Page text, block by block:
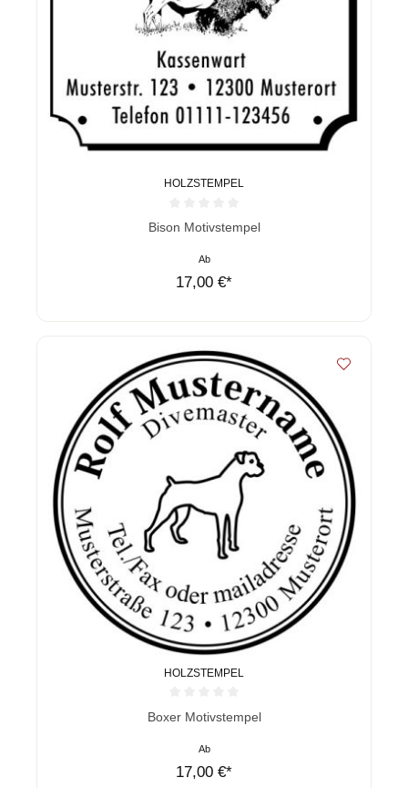
HOLZSTEMPEL
Durchschnittliche Bewertung von 0 von 5 Sternen
Bison Motivstempel
Ab
17,00 €*
HOLZSTEMPEL
Durchschnittliche Bewertung von 0 von 5 Sternen
Boxer Motivstempel
Ab
17,00 €*